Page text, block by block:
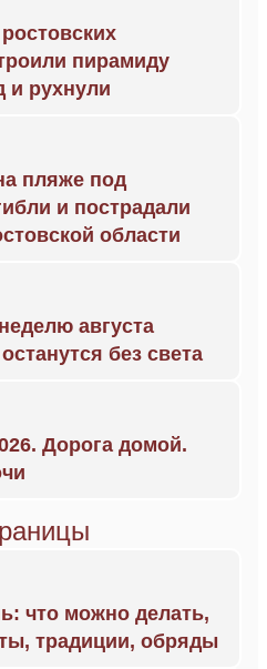
пирамиду
и рухнули
пляже под
и пострадали
области
августа
без света
Дорога домой.
что можно делать,
традиции, обряды